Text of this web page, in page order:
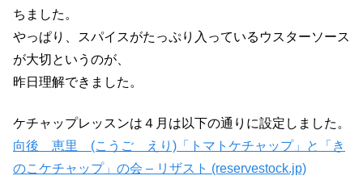
ちました。
やっぱり、スパイスがたっぷり入っているウスターソース
が大切というのが、
昨日理解できました。
ケチャップレッスンは４月は以下の通りに設定しました。
向後 恵里 (こうご えり)「トマトケチャップ」と「き
のこケチャップ」の会 – リザスト (reservestock.jp)